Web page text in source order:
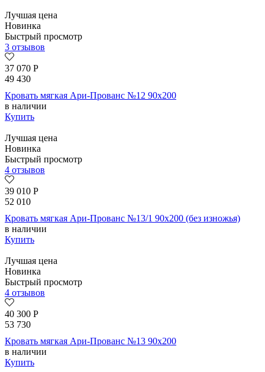
Лучшая цена
Новинка
Быстрый просмотр
3 отзывов
37 070 Р
49 430
Кровать мягкая Ари-Прованс №12 90х200
в наличии
Купить
Лучшая цена
Новинка
Быстрый просмотр
4 отзывов
39 010 Р
52 010
Кровать мягкая Ари-Прованс №13/1 90х200 (без изножья)
в наличии
Купить
Лучшая цена
Новинка
Быстрый просмотр
4 отзывов
40 300 Р
53 730
Кровать мягкая Ари-Прованс №13 90х200
в наличии
Купить